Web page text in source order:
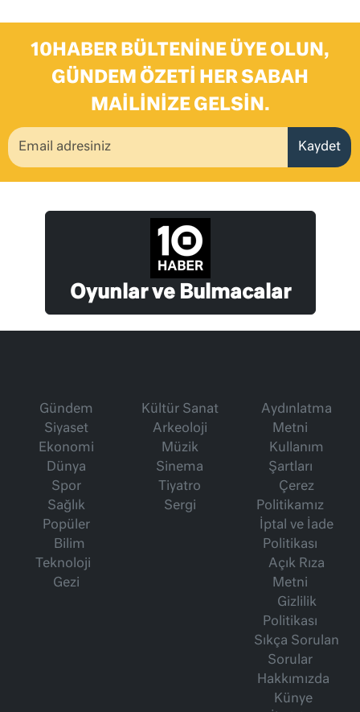
10HABER BÜLTENINE ÜYE OLUN,
GÜNDEM ÖZETI HER SABAH
MAILINIZE GELSIN.
Kaydet
Oyunlar ve Bulmacalar
Gündem
Siyaset
Ekonomi
Dünya
Spor
Sağlık
Popüler
Bilim
Teknoloji
Gezi
Kültür Sanat
Arkeoloji
Müzik
Sinema
Tiyatro
Sergi
Aydınlatma
Metni
Kullanım
Şartları
Çerez
Politikamız
İptal ve İade
Politikası
Açık Rıza
Metni
Gizlilik
Politikası
Sıkça Sorulan
Sorular
Hakkımızda
Künye